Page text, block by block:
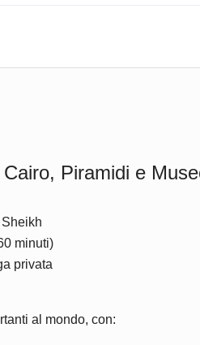
Piramidi e
minuti)
privata
al mondo, con: